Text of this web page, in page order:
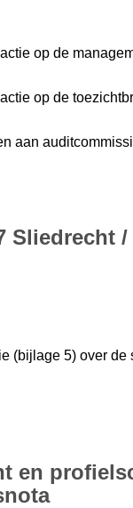
op de
op de
aan
Sliedrecht
(bijlage 5) over
en